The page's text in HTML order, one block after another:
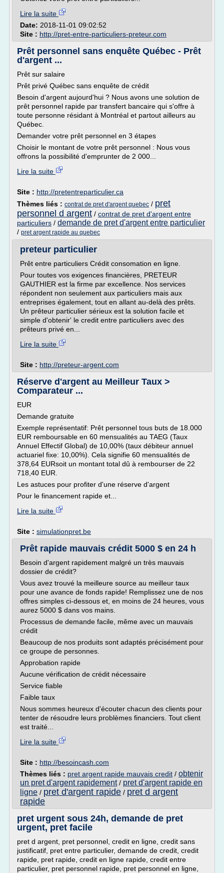
Lire la suite
Date: 2018-11-01 09:02:52
Site : http://pret-entre-particuliers-preteur.com
Prêt personnel sans enquête Québec - Prêt
d'argent ...
Prêt sur salaire
Prêt privé Québec sans enquête de crédit
Besoin d'argent aujourd'hui ? Nous avons une solution de
prêt personnel rapide par transfert bancaire qui s'offre à
toute personne résidant à Montréal et partout ailleurs au
Québec.
Demander votre prêt personnel en 3 étapes
Choisir le montant de votre prêt personnel : Nous vous
offrons la possibilité d'emprunter de 2 000...
Lire la suite
Site : http://pretentreparticulier.ca
Thèmes liés : contrat de pret d'argent quebec / pret
personnel d argent / contrat de pret d'argent entre
particuliers / demande de pret d'argent entre particulier
/ pret argent rapide au quebec
preteur particulier
Prêt entre particuliers Crédit consomation en ligne.
Pour toutes vos exigences financières, PRETEUR
GAUTHIER est la firme par excellence. Nos services
répondent non seulement aux particuliers mais aux
entreprises également, tout en allant au-delà des prêts.
Un prêteur particulier sérieux est la solution facile et
simple d'obtenir' le credit entre particuliers avec des
prêteurs privé en...
Lire la suite
Site : http://preteur-argent.com
Réserve d'argent au Meilleur Taux >
Comparateur ...
EUR
Demande gratuite
Exemple représentatif: Prêt personnel tous buts de 18.000
EUR remboursable en 60 mensualités au TAEG (Taux
Annuel Effectif Global) de 10,00% (taux débiteur annuel
actuariel fixe: 10,00%). Cela signifie 60 mensualités de
378,64 EURsoit un montant total dû à rembourser de 22
718,40 EUR.
Les astuces pour profiter d'une réserve d'argent
Pour le financement rapide et...
Lire la suite
Site : simulationpret.be
Prêt rapide mauvais crédit 5000 $ en 24 h
Besoin d'argent rapidement malgré un très mauvais
dossier de crédit?
Vous avez trouvé la meilleure source au meilleur taux
pour une avance de fonds rapide! Remplissez une de nos
offres simples ci-dessous et, en moins de 24 heures, vous
aurez 5000 $ dans vos mains.
Processus de demande facile, même avec un mauvais
crédit
Beaucoup de nos produits sont adaptés précisément pour
ce groupe de personnes.
Approbation rapide
Aucune vérification de crédit nécessaire
Service fiable
Faible taux
Nous sommes heureux d'écouter chacun des clients pour
tenter de résoudre leurs problèmes financiers. Tout client
est traité...
Lire la suite
Site : http://besoincash.com
Thèmes liés : pret argent rapide mauvais credit / obtenir
un pret d'argent rapidement/ pret d'argent rapide en
ligne / pret d'argent rapide / pret d argent
rapide
pret urgent sous 24h, demande de pret
urgent, pret facile
pret d argent, pret personnel, credit en ligne, credit sans
justificatif, pret entre particulier, demande de credit, credit
rapide, pret rapide, credit en ligne rapide, credit entre
particulier, pret personnel rapide, pret personnel en ligne,